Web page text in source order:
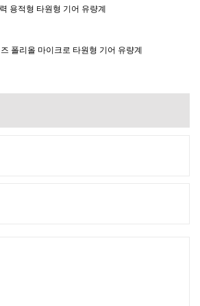
용적형 타원형 기어 유량계
폴리올 마이크로 타원형 기어 유량계